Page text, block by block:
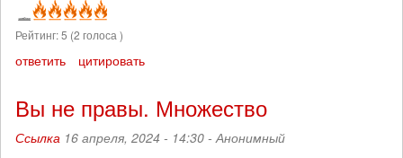
Рейтинг:5 (2 голоса )
ответить цитировать
Вы не правы. Множество
Ссылка 16 апреля, 2024 - 14:30 -Анонимный